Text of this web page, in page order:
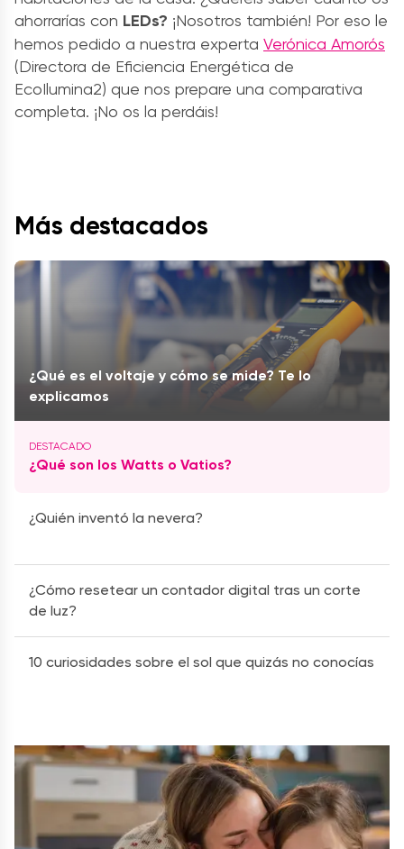
ahorrarías con LEDs? ¡Nosotros también! Por eso le
hemos pedido a nuestra experta Verónica Amorós
(Directora de Eficiencia Energética de
EcoIlumina2) que nos prepare una comparativa
completa. ¡No os la perdáis!
Más destacados
¿Qué es el voltaje y cómo se mide? Te lo
explicamos
¿Qué son los Watts o Vatios?
¿Quién inventó la nevera?
¿Cómo resetear un contador digital tras un corte
de luz?
10 curiosidades sobre el sol que quizás no conocías